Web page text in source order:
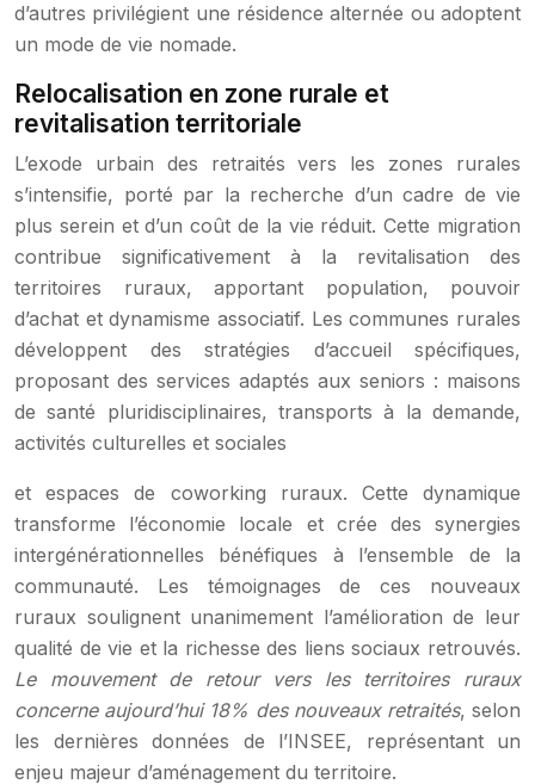
d’autres privilégient une résidence alternée ou adoptent
un mode de vie nomade.
Relocalisation en zone rurale et
revitalisation territoriale
L’exode urbain des retraités vers les zones rurales
s’intensifie, porté par la recherche d’un cadre de vie
plus serein et d’un coût de la vie réduit. Cette migration
contribue significativement à la revitalisation des
territoires ruraux, apportant population, pouvoir
d’achat et dynamisme associatif. Les communes rurales
développent des stratégies d’accueil spécifiques,
proposant des services adaptés aux seniors : maisons
de santé pluridisciplinaires, transports à la demande,
activités culturelles et sociales
et espaces de coworking ruraux. Cette dynamique
transforme l’économie locale et crée des synergies
intergénérationnelles bénéfiques à l’ensemble de la
communauté. Les témoignages de ces nouveaux
ruraux soulignent unanimement l’amélioration de leur
qualité de vie et la richesse des liens sociaux retrouvés.
Le mouvement de retour vers les territoires ruraux
concerne aujourd’hui 18% des nouveaux retraités, selon
les dernières données de l’INSEE, représentant un
enjeu majeur d’aménagement du territoire.